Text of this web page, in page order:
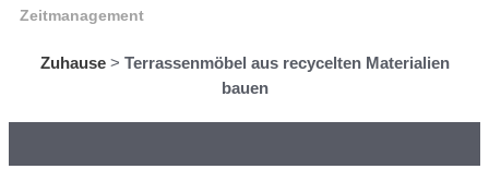
Zeitmanagement
Zuhause> Terrassenmöbel aus recycelten Materialien
bauen